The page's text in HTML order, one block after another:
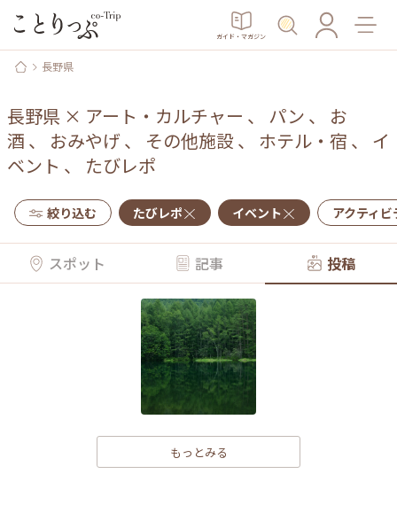
ガイド・マガジン
長野県
長野県 × アート・カルチャー 、 パン 、 お
酒 、 おみやげ 、 その他施設、 ホテル・宿 、 イ
ベント 、 たびレポ
絞り込む たびレポ イベント アクティ
スポット 記事 投稿
もっとみる